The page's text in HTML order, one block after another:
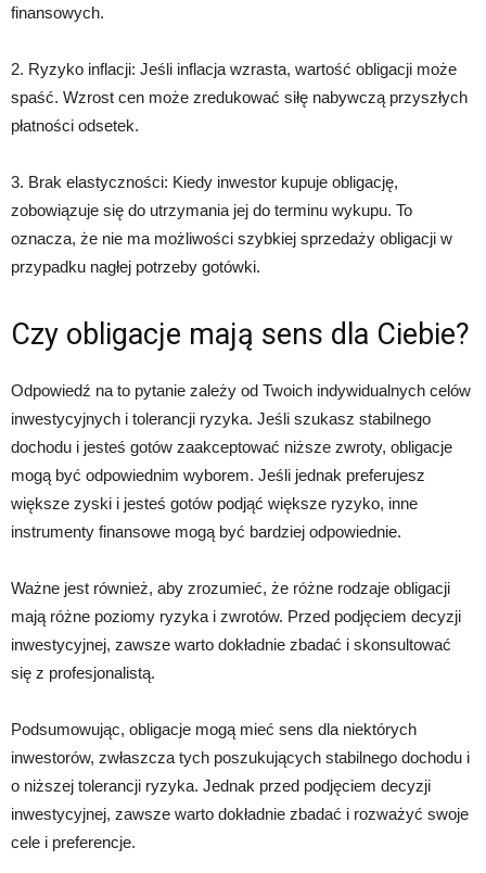
finansowych.
2. Ryzyko inflacji: Jeśli inflacja wzrasta, wartość obligacji może
spaść. Wzrost cen może zredukować siłę nabywczą przyszłych
płatności odsetek.
3. Brak elastyczności: Kiedy inwestor kupuje obligację,
zobowiązuje się do utrzymania jej do terminu wykupu. To
oznacza, że ​​nie ma możliwości szybkiej sprzedaży obligacji w
przypadku nagłej potrzeby gotówki.
Czy obligacje mają sens dla Ciebie?
Odpowiedź na to pytanie zależy od Twoich indywidualnych celów
inwestycyjnych i tolerancji ryzyka. Jeśli szukasz stabilnego
dochodu i jesteś gotów zaakceptować niższe zwroty, obligacje
mogą być odpowiednim wyborem. Jeśli jednak preferujesz
większe zyski i jesteś gotów podjąć większe ryzyko, inne
instrumenty finansowe mogą być bardziej odpowiednie.
Ważne jest również, aby zrozumieć, że różne rodzaje obligacji
mają różne poziomy ryzyka i zwrotów. Przed podjęciem decyzji
inwestycyjnej, zawsze warto dokładnie zbadać i skonsultować
się z profesjonalistą.
Podsumowując, obligacje mogą mieć sens dla niektórych
inwestorów, zwłaszcza tych poszukujących stabilnego dochodu i
o niższej tolerancji ryzyka. Jednak przed podjęciem decyzji
inwestycyjnej, zawsze warto dokładnie zbadać i rozważyć swoje
cele i preferencje.